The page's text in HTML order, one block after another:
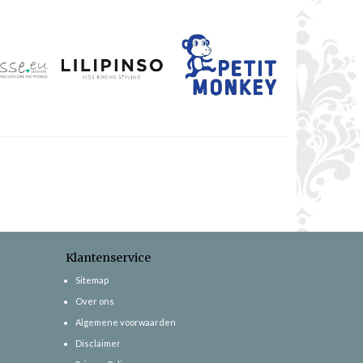
Klantenservice
Sitemap
Over ons
Algemene voorwaarden
Disclaimer